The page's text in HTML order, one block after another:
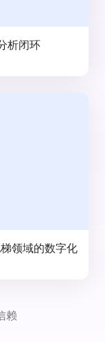
析闭环
领域的数字化
赖